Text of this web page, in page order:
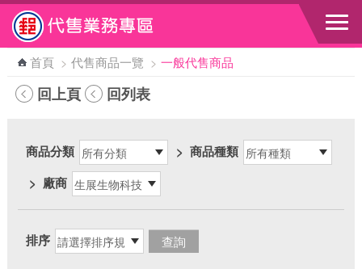
跳到主要內容區塊
首頁 > 代售商品一覽 > 一般代售商品
回上頁 回列表
商品分類 > 商品種類
> 廠商
排序